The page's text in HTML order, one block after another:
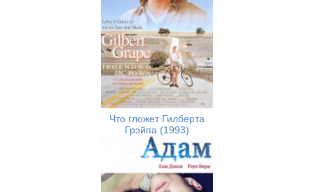
Что гложет Гилберта
Грэйпа (1993)